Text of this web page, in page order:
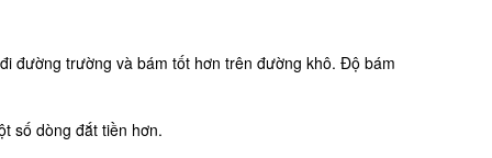
đường trường và bám tốt hơn trên đường khô. Độ bám
số dòng đắt tiền hơn.